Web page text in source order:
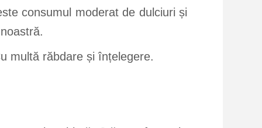
consumul moderat de dulciuri și
multă răbdare și înțelegere.